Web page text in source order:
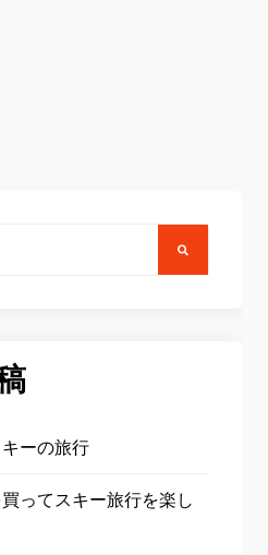
ーの旅行
ってスキー旅行を楽し